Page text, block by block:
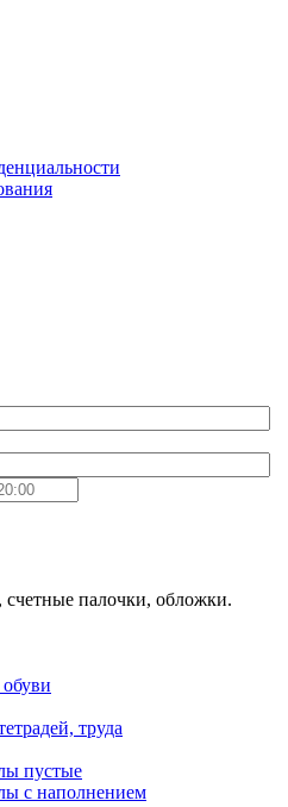
палочки, обложки.
труда
пустые
с наполнением